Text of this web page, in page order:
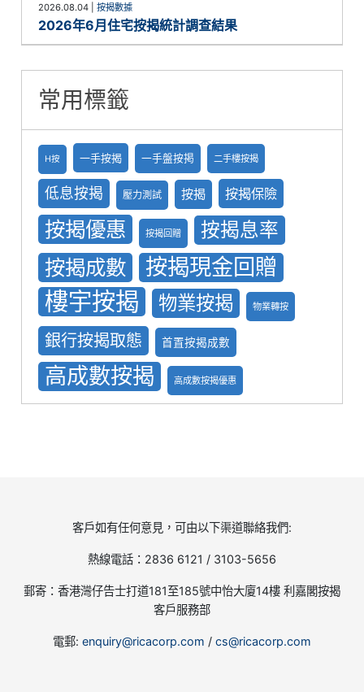
2026.08.04 |按揭數據
2026年6月住宅按揭統計調查結果
常用標籤
H按 一手按揭 一手盤按掲 二手樓按揭
低息按揭 壓力測試 按揭 按揭保險
按揭優惠 按揭回贈 按揭息率
按揭成數 按揭現金回贈
樓宇按揭 物業按揭 物業轉按
銀行按揭取態 首置按揭成數
高成數按揭 高成數按揭優惠
客戶如有任何意見，可由以下渠道聯絡我們:
熱線電話：2836 6121 / 3103-5656
郵寄：香港灣仔告士打道181至185號中怡大廈14樓 利嘉閣按揭
客戶服務部
電郵: enquiry@ricacorp.com / cs@ricacorp.com